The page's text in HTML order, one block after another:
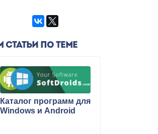
СТАТЬИ ПО ТЕМЕ
Каталог программ для
Windows и Android